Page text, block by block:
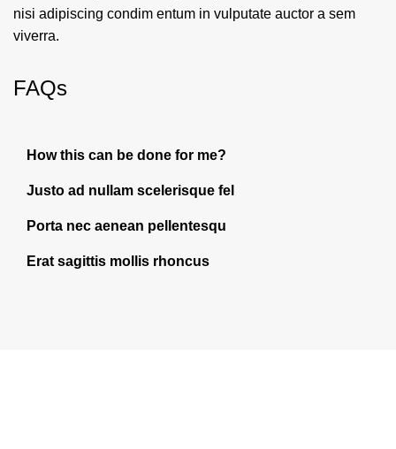
nisi adipiscing condim entum in vulputate auctor a sem
viverra.
FAQs
How this can be done for me?
Justo ad nullam scelerisque fel
Porta nec aenean pellentesqu
Erat sagittis mollis rhoncus